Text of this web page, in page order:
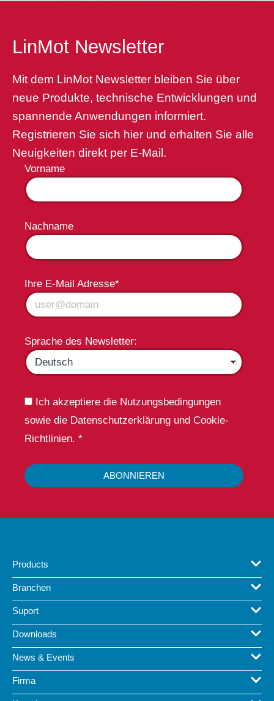
LinMot Newsletter
Mit dem LinMot Newsletter bleiben Sie über
neue Produkte, technische Entwicklungen und
spannende Anwendungen informiert.
Registrieren Sie sich hier und erhalten Sie alle
Neuigkeiten direkt per E-Mail.
Vorname
Nachname
Ihre E-Mail Adresse*
Sprache des Newsletter:
Ich akzeptiere die Nutzungsbedingungen
sowie die Datenschutzerklärung und Cookie-
Richtlinien. *
ABONNIEREN
Products
Branchen
Suport
Downloads
News & Events
Firma